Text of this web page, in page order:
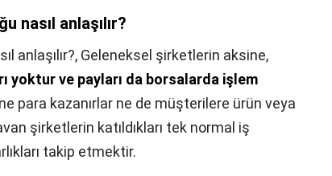
nasıl anlaşılır?
anlaşılır?, Geleneksel şirketlerin aksine,
yoktur ve payları da borsalarda işlem
para kazanırlar ne de müşterilere ürün veya
şirketlerin katıldıkları tek normal iş
takip etmektir.